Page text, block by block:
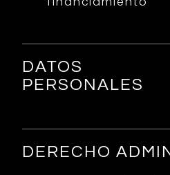
DATOS
PERSONALES
DERECHO